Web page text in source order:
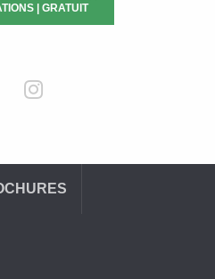
| GRATUIT